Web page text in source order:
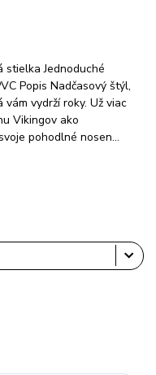
Jednoduché
Popis Nadčasový štýl,
vydrží roky. Už viac
Vikingov ako
pohodlné nosen...